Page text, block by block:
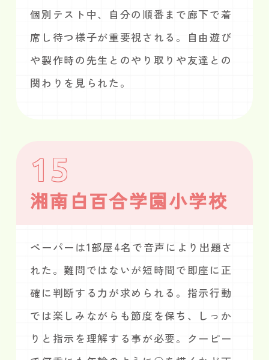
個別テスト中、自分の順番まで廊下で着
席し待つ様子が重要視される。自由遊び
や製作時の先生とのやり取りや友達との
関わりを見られた。
15
湘南白百合学園小学校
ペーパーは1部屋4名で音声により出題さ
れた。難問ではないが短時間で即座に正
確に判断する力が求められる。指示行動
では楽しみながらも節度を保ち、しっか
りと指示を理解する事が必要。クーピー